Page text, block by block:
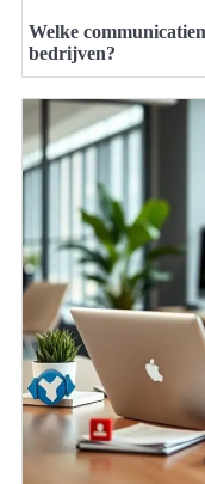
Welke
bedrijven?